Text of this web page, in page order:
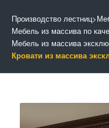
Производство лестниц>
Мебель из массива по
Мебель из массива
Кровати из массива